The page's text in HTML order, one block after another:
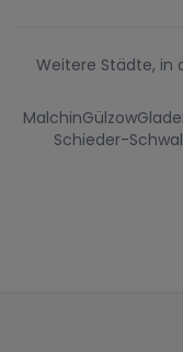
Weitere Städte, in
MalchinGülzow
Schieder-